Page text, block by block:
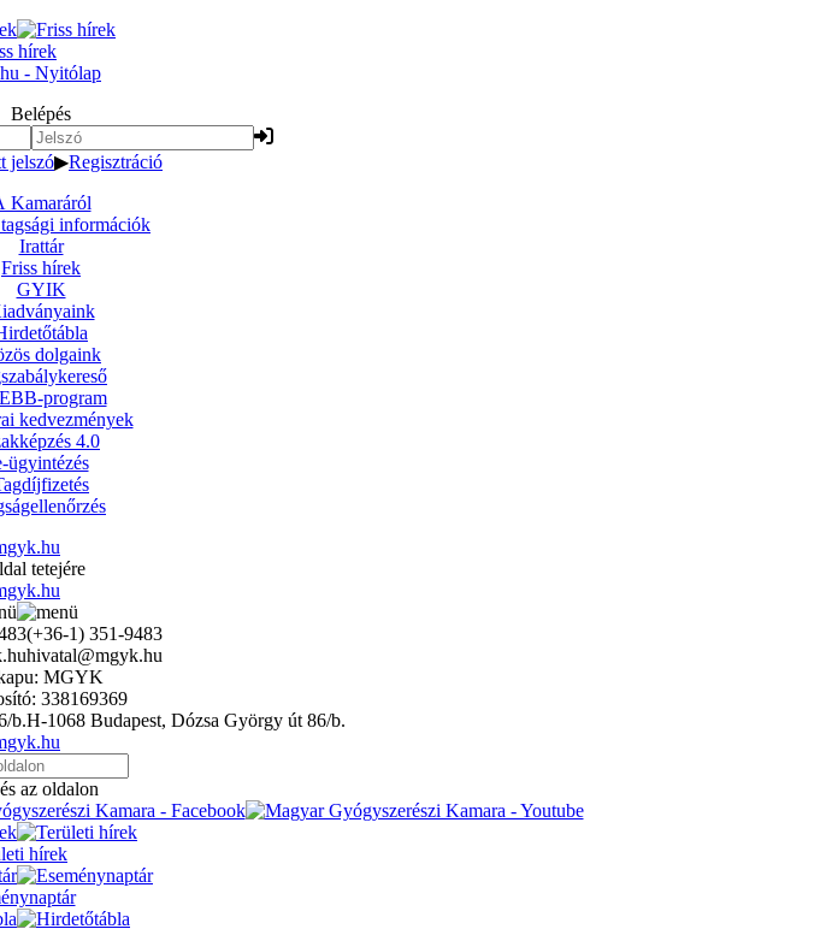
hírek
Belépés
jelszó▶Regisztráció
Kamaráról
információk
Irattár
Friss hírek
GYIK
dolgaink
program
kedvezmények
4.0
ügyintézés
(+36-1) 351-9483
hivatal@mgyk.hu
MGYK
338169369
H-1068 Budapest, Dózsa György út 86/b.
hírek